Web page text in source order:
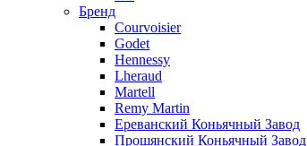
Бренд
Courvoisier
Godet
Hennessy
Lheraud
Martell
Remy Martin
Ереванский Коньячный Завод
Прошянский Коньячный Завод